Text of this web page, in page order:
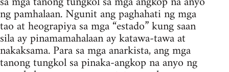
ng pamhalaan. Ngunit ang paghahati ng mga
tao at heograpiya sa mga “estado” kung saan
sila ay pinamamahalaan ay katawa-tawa at
nakaksama. Para sa mga anarkista, ang mga
tanong tungkol sa pinaka-angkop na anyo ng